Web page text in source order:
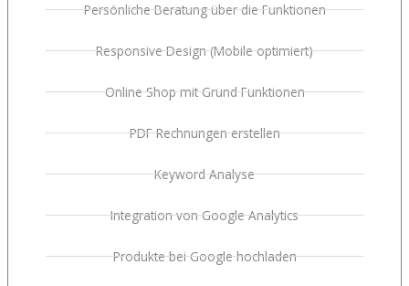
Persönliche Beratung über die Funktionen
Responsive Design (Mobile optimiert)
Online Shop mit Grund Funktionen
PDF Rechnungen erstellen
Keyword Analyse
Integration von Google Analytics
Produkte bei Google hochladen